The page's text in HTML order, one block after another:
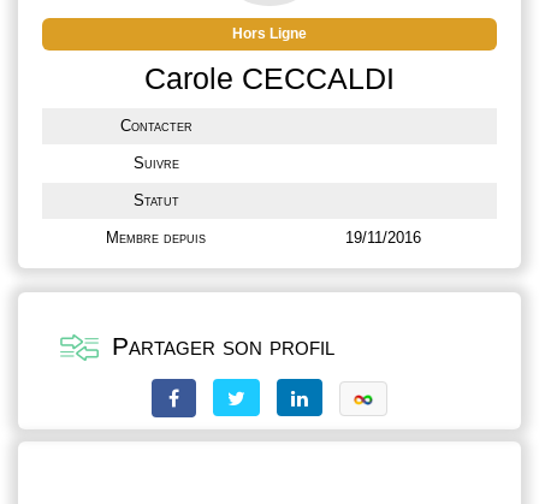
Hors Ligne
Carole CECCALDI
Contacter
Suivre
Statut
Membre depuis 19/11/2016
Partager son profil